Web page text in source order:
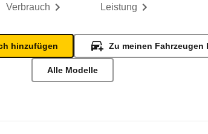
Verbrauch Leistung
hinzufügen Zu meinen Fahrzeugen
Alle Modelle